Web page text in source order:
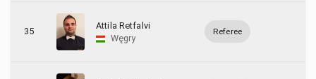
35
Attila Retfalvi
Węgry
Referee